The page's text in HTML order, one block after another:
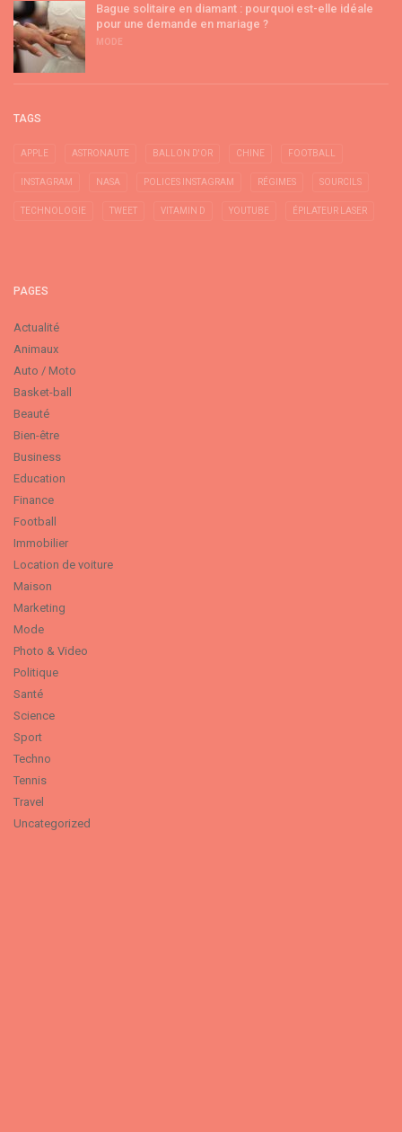
Bague solitaire en diamant : pourquoi est-elle idéale
pour une demande en mariage ?
MODE
TAGS
APPLE ASTRONAUTE BALLON D'OR CHINE FOOTBALL
INSTAGRAM NASA POLICES INSTAGRAM RÉGIMES SOURCILS
TECHNOLOGIE TWEET VITAMIN D YOUTUBE ÉPILATEUR LASER
PAGES
Actualité
Animaux
Auto / Moto
Basket-ball
Beauté
Bien-être
Business
Education
Finance
Football
Immobilier
Location de voiture
Maison
Marketing
Mode
Photo & Video
Politique
Santé
Science
Sport
Techno
Tennis
Travel
Uncategorized